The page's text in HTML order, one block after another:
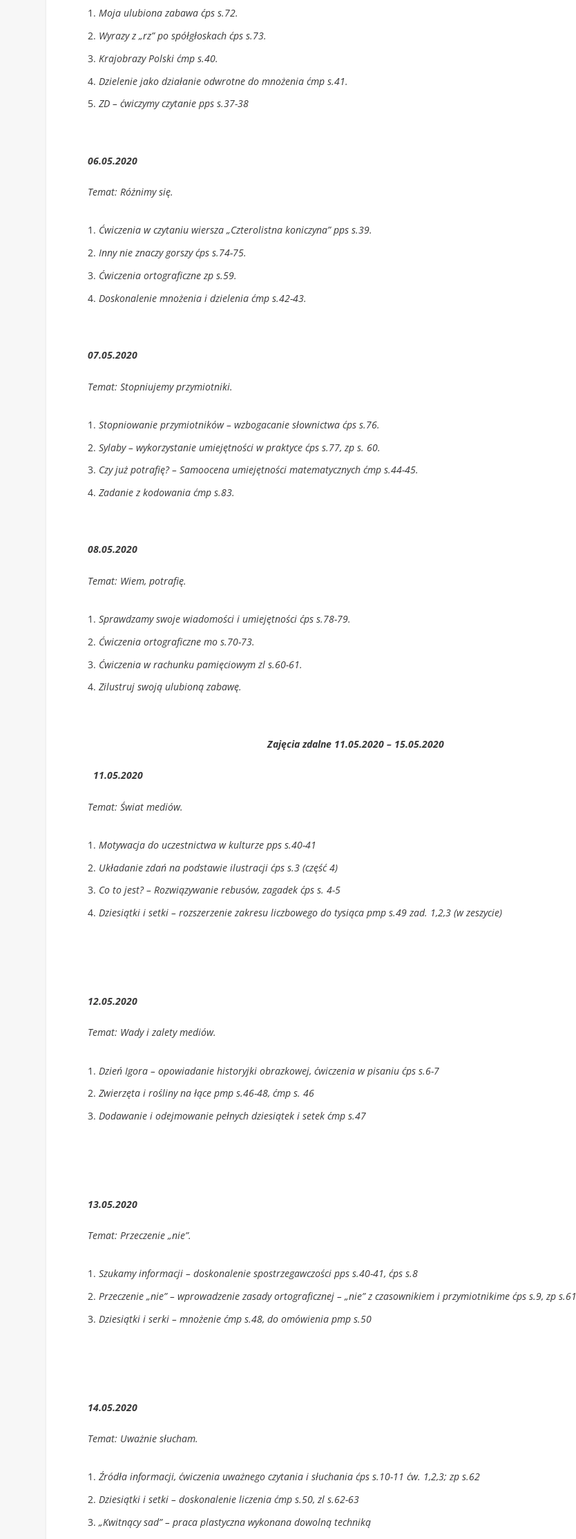
Moja ulubiona zabawa ćps s.72.
Wyrazy z „rz” po spółgłoskach ćps s.73.
Krajobrazy Polski ćmp s.40.
Dzielenie jako działanie odwrotne do mnożenia ćmp s.41.
ZD – ćwiczymy czytanie pps s.37-38
06.05.2020
Temat: Różnimy się.
Ćwiczenia w czytaniu wiersza „Czterolistna koniczyna” pps s.39.
Inny nie znaczy gorszy ćps s.74-75.
Ćwiczenia ortograficzne zp s.59.
Doskonalenie mnożenia i dzielenia ćmp s.42-43.
07.05.2020
Temat: Stopniujemy przymiotniki.
Stopniowanie przymiotników – wzbogacanie słownictwa ćps s.76.
Sylaby – wykorzystanie umiejętności w praktyce ćps s.77, zp s. 60.
Czy już potrafię? – Samoocena umiejętności matematycznych ćmp s.44-45.
Zadanie z kodowania ćmp s.83.
08.05.2020
Temat: Wiem, potrafię.
Sprawdzamy swoje wiadomości i umiejętności ćps s.78-79.
Ćwiczenia ortograficzne mo s.70-73.
Ćwiczenia w rachunku pamięciowym zl s.60-61.
Zilustruj swoją ulubioną zabawę.
Zajęcia zdalne 11.05.2020 – 15.05.2020
11.05.2020
Temat: Świat mediów.
Motywacja do uczestnictwa w kulturze pps s.40-41
Układanie zdań na podstawie ilustracji ćps s.3 (część 4)
Co to jest? – Rozwiązywanie rebusów, zagadek ćps s. 4-5
Dziesiątki i setki – rozszerzenie zakresu liczbowego do tysiąca pmp s.49 zad. 1,2,3 (w zeszycie)
12.05.2020
Temat: Wady i zalety mediów.
Dzień Igora – opowiadanie historyjki obrazkowej, ćwiczenia w pisaniu ćps s.6-7
Zwierzęta i rośliny na łące pmp s.46-48, ćmp s. 46
Dodawanie i odejmowanie pełnych dziesiątek i setek ćmp s.47
13.05.2020
Temat: Przeczenie „nie”.
Szukamy informacji – doskonalenie spostrzegawczości pps s.40-41, ćps s.8
Przeczenie „nie” – wprowadzenie zasady ortograficznej – „nie” z czasownikiem i przymiotnikime ćps s.9, zp s.61
Dziesiątki i serki – mnożenie ćmp s.48, do omówienia pmp s.50
14.05.2020
Temat: Uważnie słucham.
Źródła informacji, ćwiczenia uważnego czytania i słuchania ćps s.10-11 ćw. 1,2,3; zp s.62
Dziesiątki i setki – doskonalenie liczenia ćmp s.50, zl s.62-63
„Kwitnący sad” – praca plastyczna wykonana dowolną techniką